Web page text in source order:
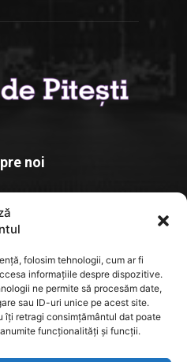
folosim tehnologii, cum ar fi
informațiile despre dispozitive.
ne permite să procesăm date,
sau ID-uri unice pe acest site.
îți retragi consimțământul dat poate
funcționalități și funcții.
noi
relevantă. actuală și verificată
US